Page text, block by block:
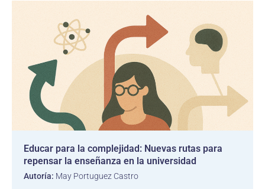
Educar para la complejidad: Nuevas rutas para
repensar la enseñanza en la universidad
Autoría: May Portuguez Castro